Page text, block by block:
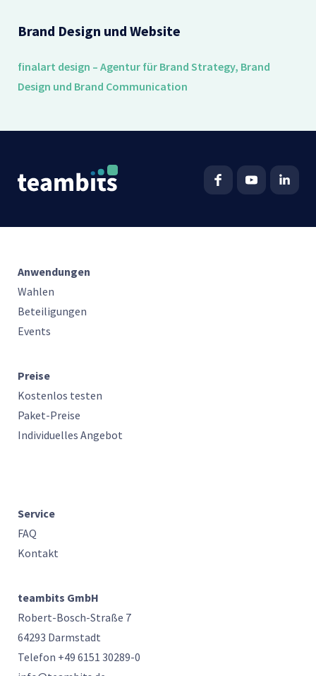
Brand Design und Website
finalart design – Agentur für Brand Strategy, Brand
Design und Brand Communication
Anwendungen
Wahlen
Beteiligungen
Events
Preise
Kostenlos testen
Paket-Preise
Individuelles Angebot
Service
FAQ
Kontakt
teambits GmbH
Robert-Bosch-Straße 7
64293 Darmstadt
Telefon +49 6151 30289-0